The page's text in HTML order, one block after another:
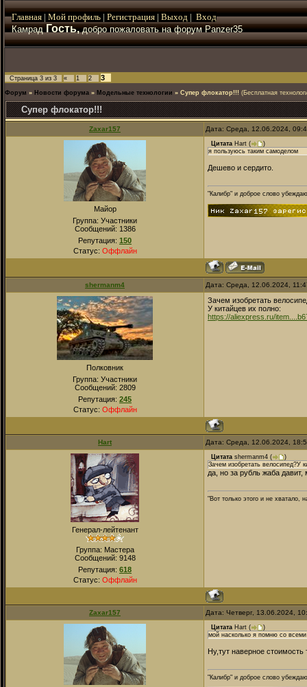
Главная | Мой профиль | Регистрация | Выход | Вход
КамрадГость,добро пожаловать на форум Panzer35
Страница 3 из 3 « 1 2 3
Форум » Новости форума » Модельные технологии » Супер флокатор!!! (Бесплатная
Супер флокатор!!!
Zaxar157 Дата: Среда, 12.06.2024,
Майор
Группа: Участники
Сообщений: 1386
Репутация: 150
Статус: Оффлайн
Цитата Hart (
)
я пользуюсь таким самоделом
Дешево и сердито.
"Калибр" и доброе слово
shermanm4 Дата: Среда, 12.06.2024,
Полковник
Группа: Участники
Сообщений: 2809
Репутация: 245
Статус: Оффлайн
Зачем изобретать
У китайцев их полно:
https://aliexpress.ru/
Hart Дата: Среда, 12.06.2024,
Генерал-лейтенант
Группа: Мастера
Сообщений: 9148
Репутация: 618
Статус: Оффлайн
Цитата shermanm4 (
)
Зачем изобретать велосипед?У
да, но за рубль жаба
"Вот только этого и не
Zaxar157 Дата: Четверг, 13.06.2024,
Цитата Hart (
)
мой насколько я помню со
Ну,тут наверное
"Калибр" и доброе слово